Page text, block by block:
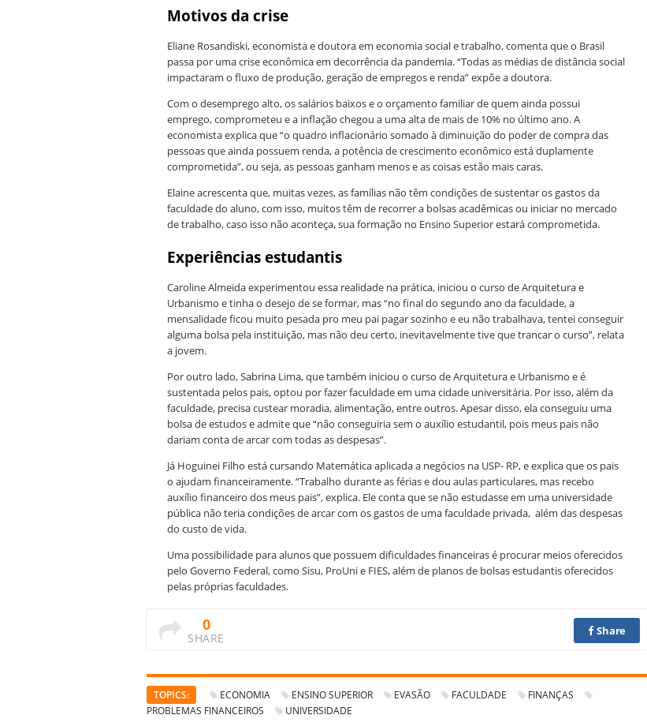
Motivos da crise
Eliane Rosandiski, economista e doutora em economia social e trabalho, comenta que o Brasil
passa por uma crise econômica em decorrência da pandemia. “Todas as médias de distância social
impactaram o fluxo de produção, geração de empregos e renda” expõe a doutora.
Com o desemprego alto, os salários baixos e o orçamento familiar de quem ainda possui
emprego, comprometeu e a inflação chegou a uma alta de mais de 10% no último ano. A
economista explica que “o quadro inflacionário somado à diminuição do poder de compra das
pessoas que ainda possuem renda, a potência de crescimento econômico está duplamente
comprometida”, ou seja, as pessoas ganham menos e as coisas estão mais caras.
Elaine acrescenta que, muitas vezes, as famílias não têm condições de sustentar os gastos da
faculdade do aluno, com isso, muitos têm de recorrer a bolsas acadêmicas ou iniciar no mercado
de trabalho, caso isso não aconteça, sua formação no Ensino Superior estará comprometida.
Experiências estudantis
Caroline Almeida experimentou essa realidade na prática, iniciou o curso de Arquitetura e
Urbanismo e tinha o desejo de se formar, mas “no final do segundo ano da faculdade, a
mensalidade ficou muito pesada pro meu pai pagar sozinho e eu não trabalhava, tentei conseguir
alguma bolsa pela instituição, mas não deu certo, inevitavelmente tive que trancar o curso”, relata
a jovem.
Por outro lado, Sabrina Lima, que também iniciou o curso de Arquitetura e Urbanismo e é
sustentada pelos pais, optou por fazer faculdade em uma cidade universitária. Por isso, além da
faculdade, precisa custear moradia, alimentação, entre outros. Apesar disso, ela conseguiu uma
bolsa de estudos e admite que “não conseguiria sem o auxílio estudantil, pois meus pais não
dariam conta de arcar com todas as despesas”.
Já Hoguinei Filho está cursando Matemática aplicada a negócios na USP- RP, e explica que os pais
o ajudam financeiramente. “Trabalho durante as férias e dou aulas particulares, mas recebo
auxílio financeiro dos meus pais”, explica. Ele conta que se não estudasse em uma universidade
pública não teria condições de arcar com os gastos de uma faculdade privada, além das despesas
do custo de vida.
Uma possibilidade para alunos que possuem dificuldades financeiras é procurar meios oferecidos
pelo Governo Federal, como Sisu, ProUni e FIES, além de planos de bolsas estudantis oferecidos
pelas próprias faculdades.
0
SHARE
Share
TOPICS: ECONOMIA ENSINO SUPERIOR EVASÃO FACULDADE
FINANÇAS
PROBLEMAS FINANCEIROS
UNIVERSIDADE